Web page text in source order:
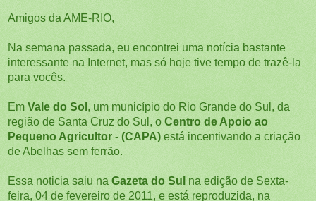
Amigos da AME-RIO,
Na semana passada, eu encontrei uma notícia bastante
interessante na Internet, mas só hoje tive tempo de trazê-la
para vocês.
Em Vale do Sol , um município do Rio Grande do Sul, da
região de Santa Cruz do Sul, o Centro de Apoio ao
Pequeno Agricultor - (CAPA) está incentivando a criação
de Abelhas sem ferrão.
Essa noticia saiu na Gazeta do Sul na edição de Sexta-
feira, 04 de fevereiro de 2011, e está reproduzida, na